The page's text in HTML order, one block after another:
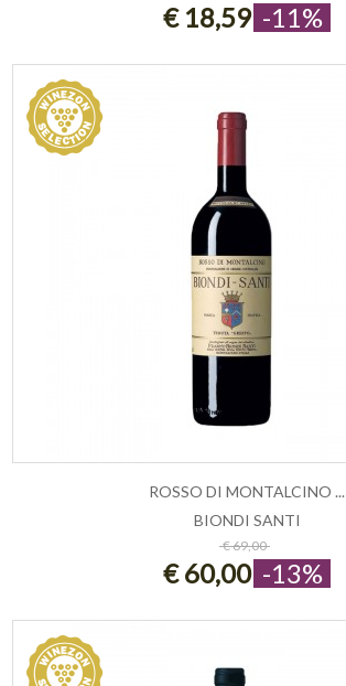
€ 18,59 -11%
ESAURITO
ROSSO DI MONTALCINO ...
BIONDI SANTI
€ 69,00
€ 60,00 -13%